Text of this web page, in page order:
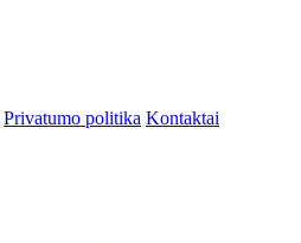
Privatumo politika Kontaktai